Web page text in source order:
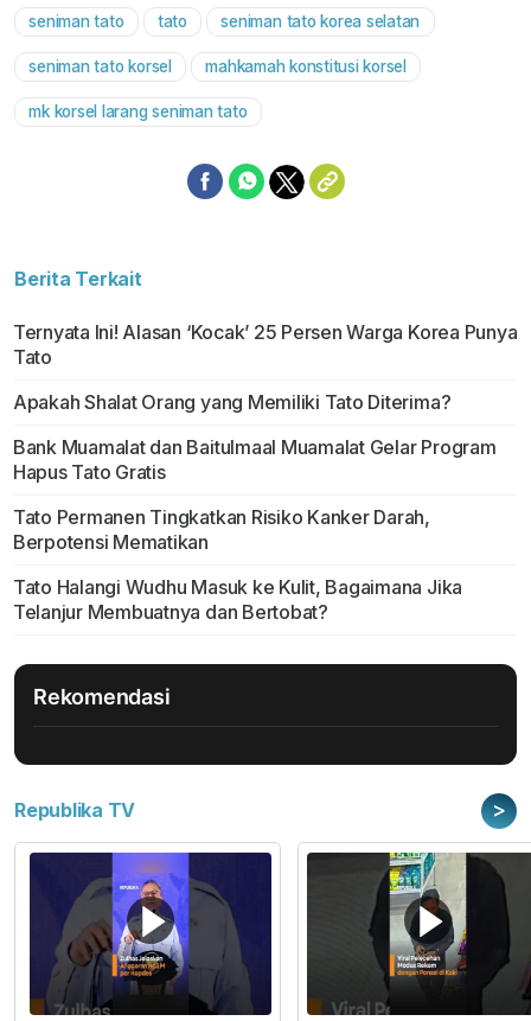
Mute
seniman tato tato seniman tato korea selatan
seniman tato korsel mahkamah konstitusi korsel
mk korsel larang seniman tato
Berita Terkait
Ternyata Ini! Alasan ‘Kocak’ 25 Persen Warga Korea Punya
Tato
Apakah Shalat Orang yang Memiliki Tato Diterima?
Bank Muamalat dan Baitulmaal Muamalat Gelar Program
Hapus Tato Gratis
Tato Permanen Tingkatkan Risiko Kanker Darah,
Berpotensi Mematikan
Tato Halangi Wudhu Masuk ke Kulit, Bagaimana Jika
Telanjur Membuatnya dan Bertobat?
Rekomendasi
Republika TV >